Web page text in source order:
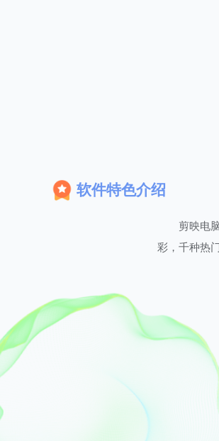
软件特色介绍
剪映电
彩，千种热